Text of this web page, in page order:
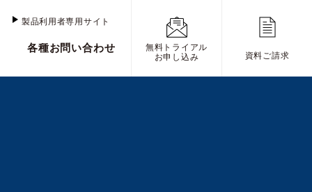
製品利用者専用サイト
各種お問い合わせ
無料トライアル
お申し込み
資料ご請求